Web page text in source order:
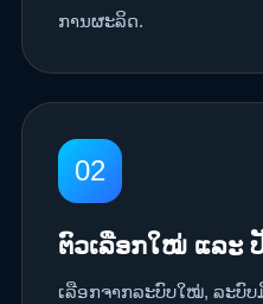
ການຜະລິດ.
02
ຕົວເລືອກໃໝ່ ແລະ
ເລືອກຈາກລະບົບໃໝ່, ລະບົ